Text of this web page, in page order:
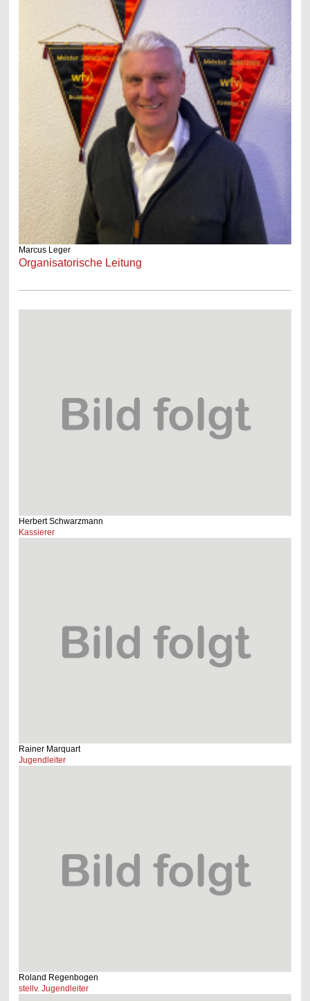
Marcus Leger
Organisatorische Leitung
Herbert Schwarzmann
Kassierer
Rainer Marquart
Jugendleiter
Roland Regenbogen
stellv. Jugendleiter